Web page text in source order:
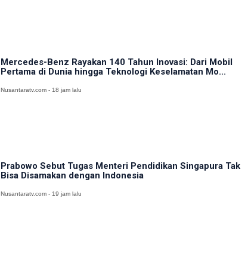
Mercedes-Benz Rayakan 140 Tahun Inovasi: Dari Mobil
Pertama di Dunia hingga Teknologi Keselamatan Mo...
Nusantaratv.com - 18 jam lalu
Prabowo Sebut Tugas Menteri Pendidikan Singapura Tak
Bisa Disamakan dengan Indonesia
Nusantaratv.com - 19 jam lalu